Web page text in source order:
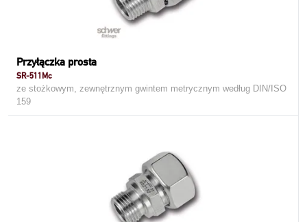
Przyłączka prosta
SR-511Mc
ze stożkowym, zewnętrznym gwintem metrycznym według DIN/ISO
159